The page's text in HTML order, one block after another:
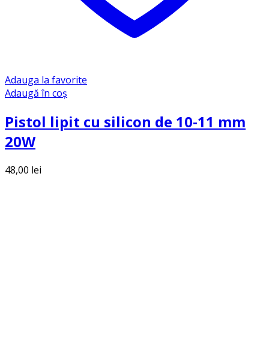
Adauga la favorite
Adaugă în coș
Pistol lipit cu silicon de 10-11 mm
20W
48,00 lei